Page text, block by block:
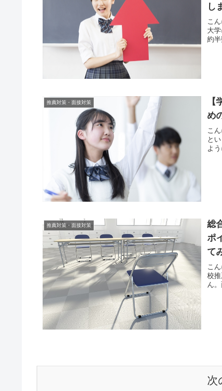
し
こ
大
約
推薦対策・面接対策
め
こ
と
よ
推薦対策・面接対策
総
ポ
て
こ
校
ん
次